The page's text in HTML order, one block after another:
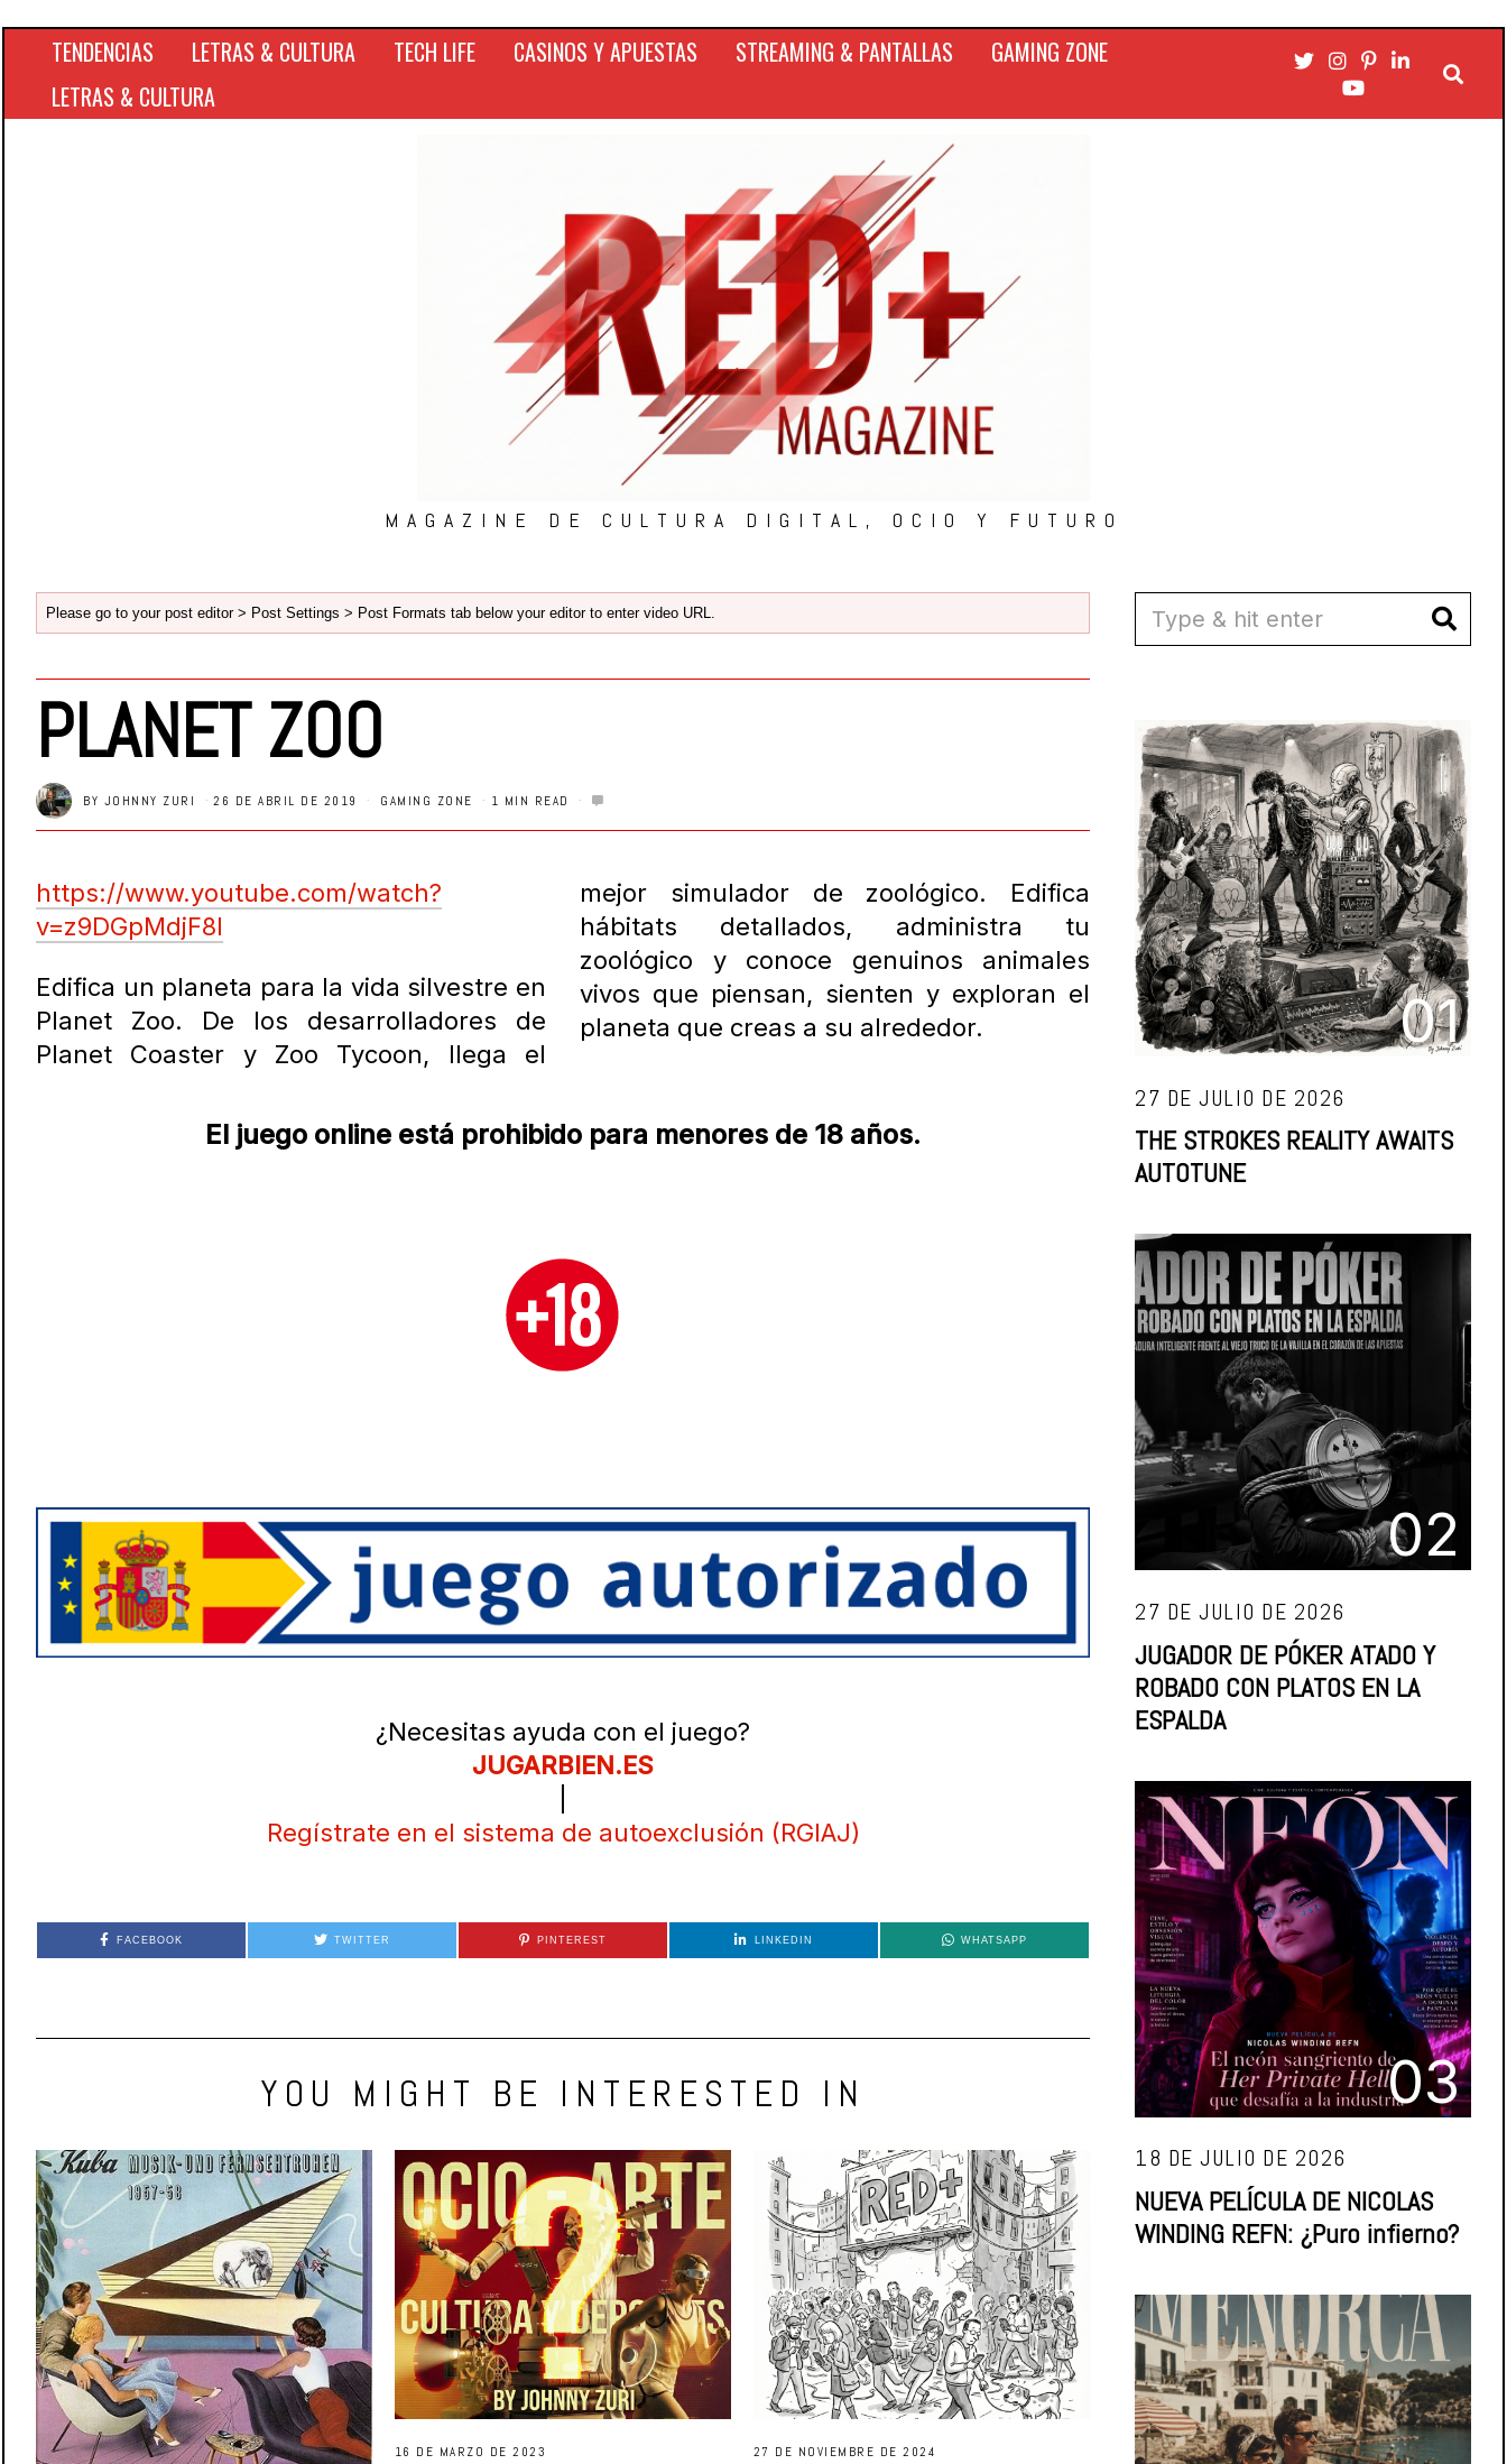
TENDENCIAS LETRAS & CULTURA TECH LIFE CASINOS Y APUESTAS STREAMING & PANTALLAS
GAMING ZONE
LETRAS & CULTURA
MAGAZINE DE CULTURA DIGITAL, OCIO Y FUTURO
Please go to your post editor > Post Settings > Post Formats tab below your editor to enter video URL.
PLANET ZOO
BY JOHNNY ZURI 26 DE ABRIL DE 2019 GAMING ZONE 1 MIN READ
https://www.youtube.com/watch?
v=z9DGpMdjF8I
Edifica un planeta para la vida silvestre en
Planet Zoo. De los desarrolladores de
Planet Coaster y Zoo Tycoon, llega el
mejor simulador de zoológico. Edifica
hábitats detallados, administra tu
zoológico y conoce genuinos animales
vivos que piensan, sienten y exploran el
planeta que creas a su alrededor.
El juego online está prohibido para menores de 18 años.
¿Necesitas ayuda con el juego?
JUGARBIEN.ES
Regístrate en el sistema de autoexclusión (RGIAJ)
FACEBOOK TWITTER PINTEREST LINKEDIN WHATSAPP
YOU MIGHT BE INTERESTED IN
16 DE MARZO DE 2023 27 DE NOVIEMBRE DE 2024
01
27 DE JULIO DE 2026
THE STROKES REALITY AWAITS
AUTOTUNE
02
27 DE JULIO DE 2026
JUGADOR DE PÓKER ATADO Y
ROBADO CON PLATOS EN LA
ESPALDA
03
18 DE JULIO DE 2026
NUEVA PELÍCULA DE NICOLAS
WINDING REFN: ¿Puro infierno?